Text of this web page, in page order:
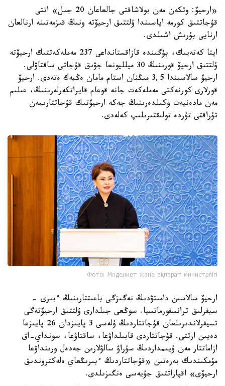
«ارحيۆ: وتكەن مەن بولاشاقتى جالعاعان 20 جىل» اتتى
قۇجاتتىق كورمە اياسىندا ۇلتتىق ارحيۆتە ونىڭ قىزمەتىنە ارنالعان
ارنايى بۇرىش اشىلدى.
ايتا كەتەيىك، بۇگىندە قازاقستانداعى 237 مەملەكەتتىك ارحيۆتە
ۇلتتىق ارحيۆ قورىنىڭ 30 ميلليونعا جۋىق قۇجاتى ساقتاۋلى.
ارحيۆ سالاسىندا 3,5 مىڭنان استام مامان ەڭبەك ەتەدى. ارحيۆ
قورلارى كورنەكتى مەملەكەت جانە قوعام قايراتكەرلەرىنىڭ، عىلىم
مەن مادەنيەت وكىلدەرىنىڭ جەكە ارحيۆتىك قۇجاتتارىمەن
تۇراقتى تۇردە تولىقتىرىلىپ كەلەدى.
Фото: Мәдениет және ақпарат министрлігі
ارحيۆ سالاسىن دامىتۋدىڭ نەگىزگى باعىتتارىنىڭ ءبىرى -
سيفرلىق ترانسفورماتسيا. سوڭعى جىلدارى ۇلتتىق ارحيۆتەگى
تسيفرلاندىرىلعان قۇجاتتاردىڭ ۇلەسى 3 پايىزدان 26 پايىزعا
دەيىن ارتتى. قۇجاتتاردى قابىلداۋعا، ساقتاۋعا، سونداي-اق
ازاماتتار مەن ۇيىمداردىڭ سۇراۋ سالۋلارىن جەدەل ورىنداۋعا
مۇمكىندىك بەرەتىن «قۇجاتتاردىڭ ءبىرىڭعاي ەلەكتروندىق
ارحيۆى» اقپاراتتىق جۇيەسى ەنگىزىلدى.